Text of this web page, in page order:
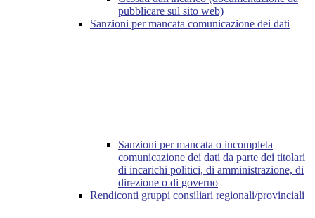
pubblicare sul sito web)
Sanzioni per mancata comunicazione dei dati
Sanzioni per mancata o incompleta
comunicazione dei dati da parte dei titolari
di incarichi politici, di amministrazione, di
direzione o di governo
Rendiconti gruppi consiliari regionali/provinciali